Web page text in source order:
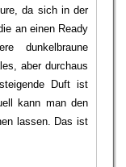
da sich in der
an einen Ready
dunkelbraune
aber durchaus
Duft ist
kann man den
lassen. Das ist